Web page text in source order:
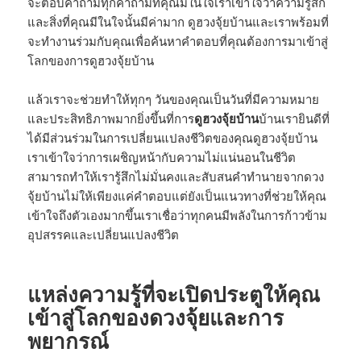
และสิ่งที่คุณมีในใจนั้นมีค่ามาก ดูฮวงจุ้ยบ้านและเราพร้อมที่
จะทำงานร่วมกับคุณเพื่อค้นหาคำตอบที่คุณต้องการมาเข้าสู่
โลกของการดูฮวงจุ้ยบ้าน
แล้วเราจะช่วยทำให้ทุกๆ วันของคุณเป็นวันที่มีความหมาย
และประสิทธิภาพมากยิ่งขึ้นที่การดูฮวงจุ้ยบ้านบ้านเรายินดีที่
ได้มีส่วนร่วมในการเปลี่ยนแปลงชีวิตของคุณดูฮวงจุ้ยบ้าน
เราเข้าใจว่าการเผชิญหน้ากับความไม่แน่นอนในชีวิต
สามารถทำให้เรารู้สึกไม่มั่นคงและสับสนคำทำนายจากดวง
จุ้ยบ้านไม่ให้เพียงแค่คำตอบแต่ยังเป็นแนวทางที่ช่วยให้คุณ
เข้าใจถึงตัวเองมากขึ้นเราเชื่อว่าทุกคนมีพลังในการก้าวข้าม
อุปสรรคและเปลี่ยนแปลงชีวิต
แหล่งความรู้ที่จะเปิดประตูให้คุณ
เข้าสู่โลกของดวงจุ้ยและการ
พยากรณ์